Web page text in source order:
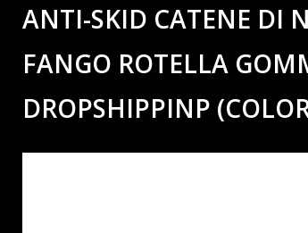
ANTI-SKID CATENE DI
FANGO ROTELLA
DROPSHIPPINP